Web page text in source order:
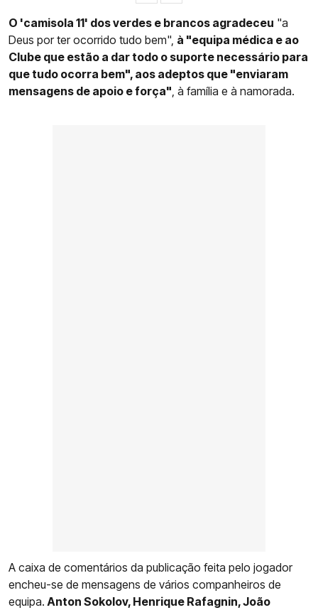
O 'camisola 11' dos verdes e brancos agradeceu "a
Deus por ter ocorrido tudo bem", à "equipa médica e ao
Clube que estão a dar todo o suporte necessário para
que tudo ocorra bem", aos adeptos que "enviaram
mensagens de apoio e força", à família e à namorada.
A caixa de comentários da publicação feita pelo jogador
encheu-se de mensagens de vários companheiros de
equipa. Anton Sokolov, Henrique Rafagnin, João